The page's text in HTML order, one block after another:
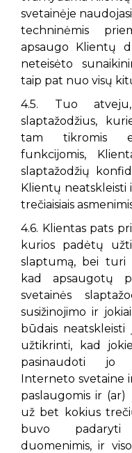
svetainėje
techninėmis
apsaugo Klientų
neteisėto
taip pat nuo visų
4.5. Tuo
slaptažodžius,
tam tikromis
funkcijomis,
slaptažodžių
Klientų neatskleisti
trečiaisiais
4.6. Klientas pats
kurios padėtų
slaptumą, bei turi
kad apsaugotų
svetainės
susižinojimo ir
būdais neatskleisti
užtikrinti, kad
pasinaudoti jo
Interneto svetaine
paslaugomis ir (ar)
už bet kokius
buvo padaryti
duomenimis, ir